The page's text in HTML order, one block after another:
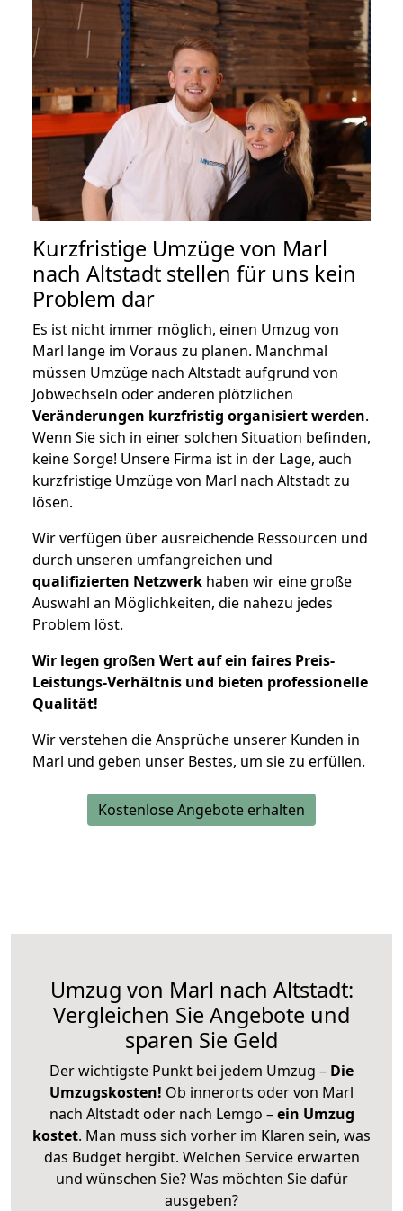
Kurzfristige Umzüge von Marl
nach Altstadt stellen für uns kein
Problem dar
Es ist nicht immer möglich, einen Umzug von
Marl lange im Voraus zu planen. Manchmal
müssen Umzüge nach Altstadt aufgrund von
Jobwechseln oder anderen plötzlichen
Veränderungen kurzfristig organisiert werden.
Wenn Sie sich in einer solchen Situation befinden,
keine Sorge! Unsere Firma ist in der Lage, auch
kurzfristige Umzüge von Marl nach Altstadt zu
lösen.
Wir verfügen über ausreichende Ressourcen und
durch unseren umfangreichen und
qualifizierten Netzwerk haben wir eine große
Auswahl an Möglichkeiten, die nahezu jedes
Problem löst.
Wir legen großen Wert auf ein faires Preis-
Leistungs-Verhältnis und bieten professionelle
Qualität!
Wir verstehen die Ansprüche unserer Kunden in
Marl und geben unser Bestes, um sie zu erfüllen.
Kostenlose Angebote erhalten
Umzug von Marl nach Altstadt:
Vergleichen Sie Angebote und
sparen Sie Geld
Der wichtigste Punkt bei jedem Umzug – Die
Umzugskosten! Ob innerorts oder von Marl
nach Altstadt oder nach Lemgo –ein Umzug
kostet. Man muss sich vorher im Klaren sein, was
das Budget hergibt. Welchen Service erwarten
und wünschen Sie? Was möchten Sie dafür
ausgeben?